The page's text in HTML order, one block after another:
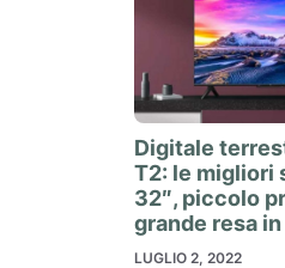
Digitale
T2: le migliori
32″, piccolo
grande resa
LUGLIO 2, 2022